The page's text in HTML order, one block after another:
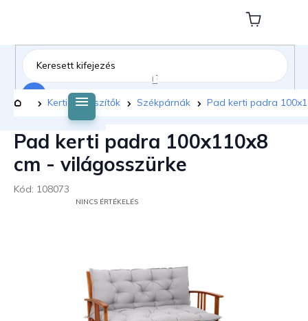
tartalomhoz
Kosár
Kezdőlap
Kerti kiegészítők Székpárnák Pad kerti padra
Pad kerti padra 100x110x8
cm - világosszürke
Kód: 108073
NINCS ÉRTÉKELÉS